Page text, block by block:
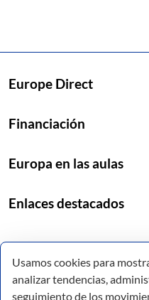
Europe Direct
Financiación
Europa en las aulas
Enlaces destacados
Usamos cookies para
analizar tendencias,
seguimiento de los